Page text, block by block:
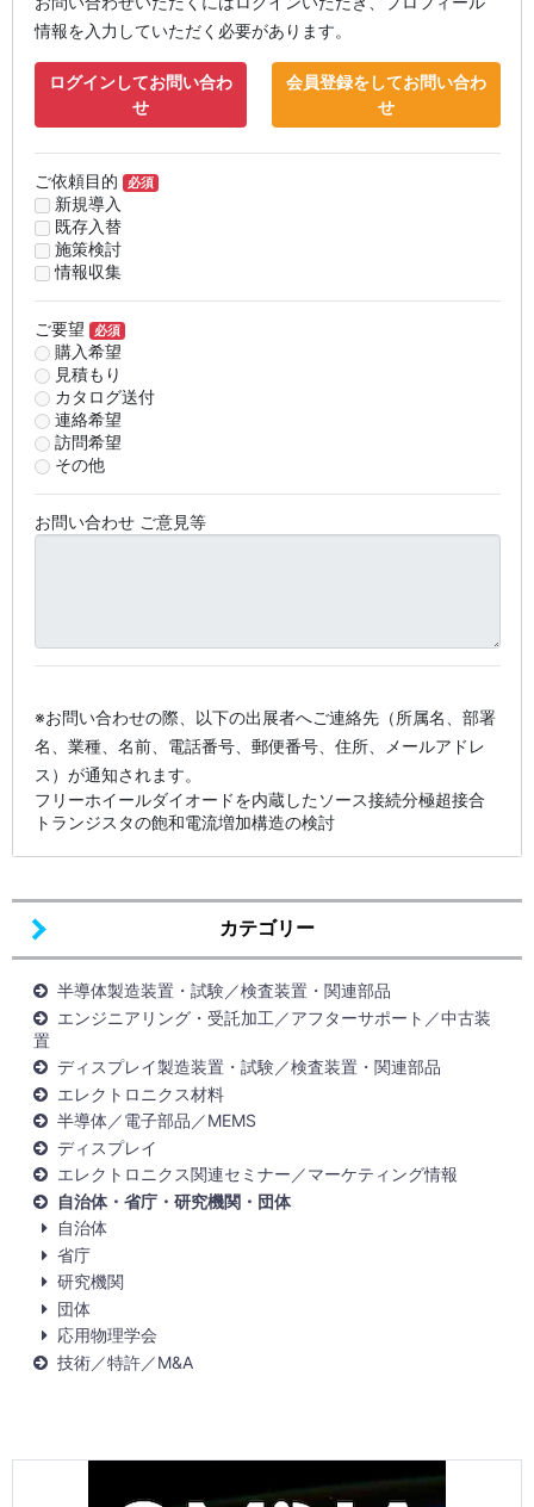
カテゴリー
半導体製造装置・試験／検査装置・関連部品
エンジニアリング・受託加工／アフターサポート／中古装
置
ディスプレイ製造装置・試験／検査装置・関連部品
エレクトロニクス材料
半導体／電子部品／MEMS
ディスプレイ
エレクトロニクス関連セミナー／マーケティング情報
自治体・省庁・研究機関・団体
自治体
省庁
研究機関
団体
応用物理学会
技術／特許／M&A
情報を入力していただく必要があります。
ログインしてお問い合わ
せ
会員登録をしてお問い合わ
せ
ご依頼目的 必須
新規導入
既存入替
施策検討
情報収集
ご要望 必須
購入希望
見積もり
カタログ送付
連絡希望
訪問希望
その他
お問い合わせ ご意見等
※お問い合わせの際、以下の出展者へご連絡先（所属名、部署
名、業種、名前、電話番号、郵便番号、住所、メールアドレ
ス）が通知されます。
フリーホイールダイオードを内蔵したソース接続分極超接合
トランジスタの飽和電流増加構造の検討